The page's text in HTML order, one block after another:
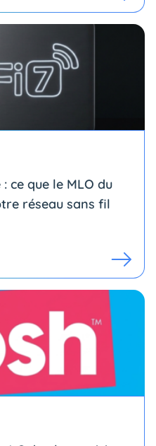
ce que le MLO du
réseau sans fil